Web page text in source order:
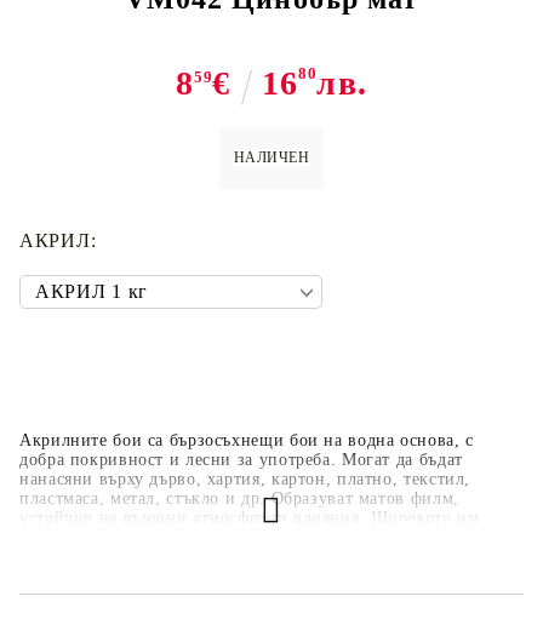
859€ 1680лв.
НАЛИЧЕН
Акрилните бои са бързосъхнещи бои на водна основа, с
добра покривност и лесни за употреба. Могат да бъдат
нанасяни върху дърво, хартия, картон, платно, текстил,
пластмаса, метал, стъкло и др. Образуват матов филм,
устойчив на външни атмосферни влияния. Широкото им
цветова гама е над 35 цвята, но може да се произвеждат в над
АКРИЛ: